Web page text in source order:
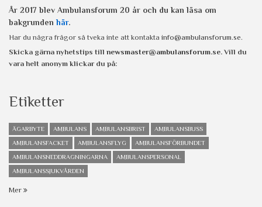
År 2017 blev Ambulansforum 20 år och du kan läsa om
bakgrunden här.
Har du några frågor så tveka inte att kontakta info@ambulansforum.se.
Skicka gärna nyhetstips till newsmaster@ambulansforum.se. Vill du
vara helt anonym klickar du på:
Etiketter
ÄGARBYTE AMBULANS AMBULANSBRIST
AMBULANSBUSS
AMBULANSFACKET
AMBULANSFLYG
AMBULANSFÖRBUNDET
AMBULANSNEDDRAGNINGARNA
AMBULANSPERSONAL
AMBULANSSJUKVÅRDEN
Mer